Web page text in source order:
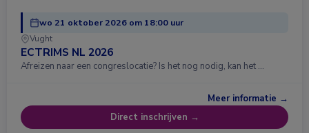
wo 21 oktober 2026 om 18:00 uur
Vught
ECTRIMS NL 2026
Afreizen naar een congreslocatie? Is het nog nodig, kan het …
Meer informatie →
Direct inschrijven →